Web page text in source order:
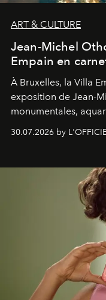
ART & CULTURE
Jean-Michel
Empain en
À Bruxelles, la Villa
exposition de Jean-
monumentales,
soufflé, l’artiste
émotionnel où
émerveillement.
30.07.2026 by